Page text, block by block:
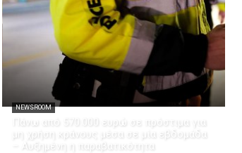
NEWSROOM
Πάνω από 570.000 ευρώ σε πρόστιμα για
μη χρήση κράνους μέσα σε μία εβδομάδα
– Αυξημένη η παραβατικότητα